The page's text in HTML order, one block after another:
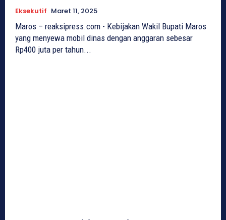
Eksekutif Maret 11, 2025
Maros – reaksipress.com - Kebijakan Wakil Bupati Maros
yang menyewa mobil dinas dengan anggaran sebesar
Rp400 juta per tahun...